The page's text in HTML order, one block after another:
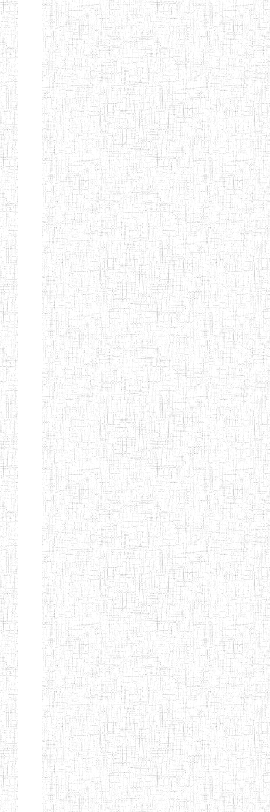
TTC TATUM
ST PIUS X
TECHNICAL
TEACHER
TRAINING
COLLEGE
TATUM
01/08/2000 ENIET
NIGHTINGALE
TEACHER
TRAINING
COLLEGE
20/08/2013 ENIEG
CHRIST THE
KING TEACHER
TRAINING
COLLEGE
04/08/2010 ENIEG
ITCIG SENTTI 14/02/2007 ENIEG
CAMEROON
INCLUSIVE
SPECIAL
EDUCATION
TEACHERS'
TRAINING AND
EMPOWERMENT
PROGRAMME
(CISETTEP)
27/08/2015 ENIEG
ALBERT
TEACHERS'
TRAINING
INSTITUTE
CAMEROUN
(A.T.T.I.C)
27/08/2015 ENIEG
NACHO
TECHNICAL
TEACHER
TRAINING
INSTITUTE
12/08/2010 ENIET
SAINT
28/12/2007 ENIEG